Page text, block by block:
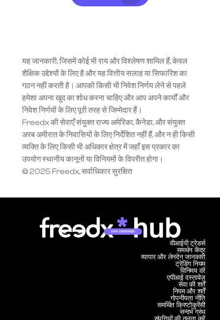
यह जानकारी, जिसमें कोई भी राय और विश्लेषण शामिल हैं, केवल
शैक्षिक उद्देश्यों के लिए है और यह वित्तीय सलाह या सिफारिश का
गठन नहीं करती है। आपको किसी भी निवेश निर्णय लेने से पहले
हमेशा अपना खुद का शोध करना चाहिए और आप अपने कार्यों और
निवेश निर्णयों के लिए पूरी तरह से जिम्मेदार हैं।
Freedx की सेवाएँ संयुक्त राज्य अमेरिका, कैनेडा, और संयुक्त
अरब अमीरात के निवासियों के लिए निर्देशित नहीं हैं, और न ही किसी
व्यक्ति के लिए किसी भी अधिकार क्षेत्र में जहाँ इस प्रकार का
उपयोग स्थानीय कानूनों या विनियमों के विपरीत होगा।
© 2025 Freedx, सर्वाधिकार सुरक्षित
Join campaign
समर्थन केंद्र
व्यापार और लेनदेन जानकारी
वीआईपी ट्रेडर्स
ट्रेडिंग नियम
विनिमय दरें
एपीआई दस्तावेज़
सेवा की शर्तें
नियम और शर्तें
गोपनीयता नीति
समर्थित क्रिप्टोकुरेंसी
सन्दर्भ ग्रंथ
संपत्तियों की तुलना करें